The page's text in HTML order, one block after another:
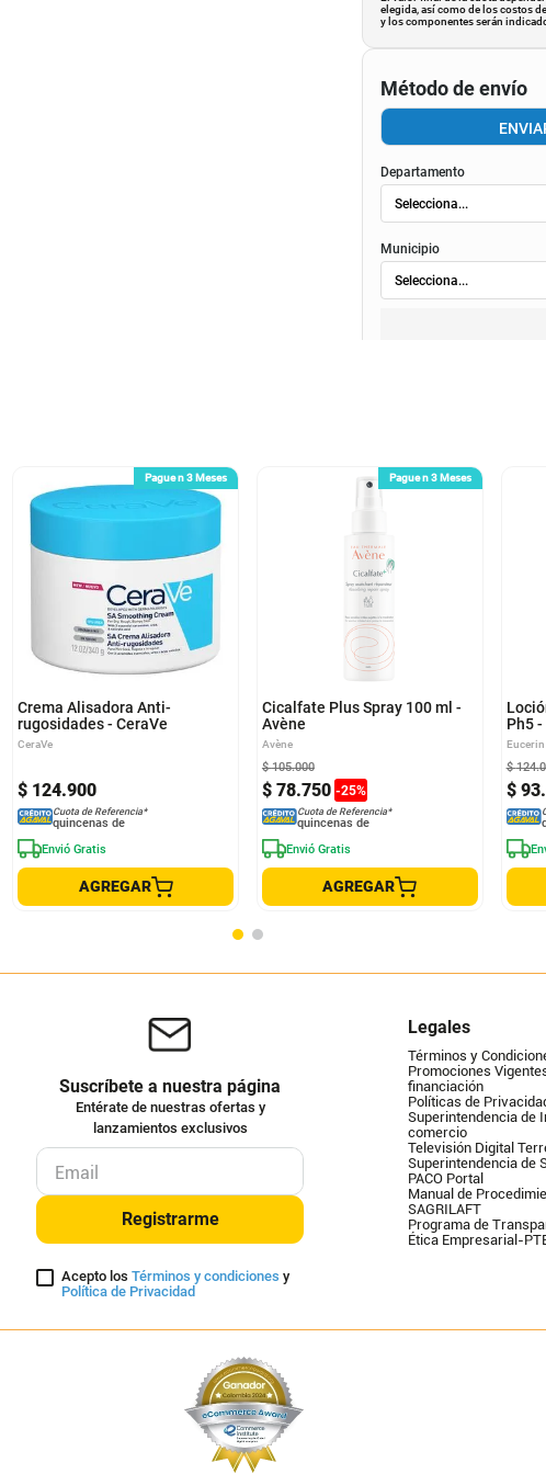
elegida, así como de los costos
y los componentes serán
Método de envío
Departamento
Municipio
Pague n 3 Meses
Crema Alisadora Anti-
rugosidades - CeraVe
CeraVe
$ 124.900
Cuota de Referencia*
quincenas de
Envió Gratis
AGREGAR
Pague n 3 Meses
Cicalfate Plus Spray 100 ml -
Avène
Avène
$ 78.750 -25%
$ 105.000
Cuota de Referencia*
quincenas de
Envió Gratis
AGREGAR
Ph5
Eucerin
$ 93.
$ 124.
Suscríbete a nuestra página
Entérate de nuestras ofertas y
lanzamientos exclusivos
Registrarme
Acepto los Términos y condiciones y
Política de Privacidad
Legales
Términos y
Promociones
financiación
Políticas de
Superintendencia de
comercio
Televisión Digital
Superintendencia de
PACO Portal
Manual de
SAGRILAFT
Programa de
Ética Empresarial-